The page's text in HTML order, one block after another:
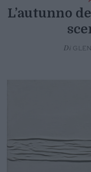
L’autunno
Di